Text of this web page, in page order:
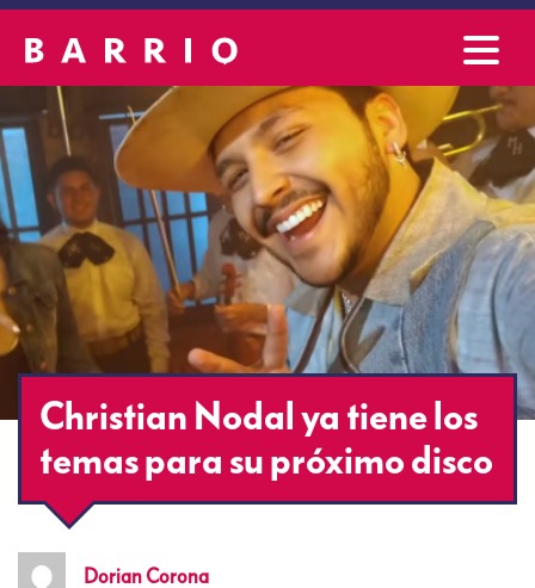
Christian Nodal ya tiene los
temas para su próximo disco
Dorian Corona